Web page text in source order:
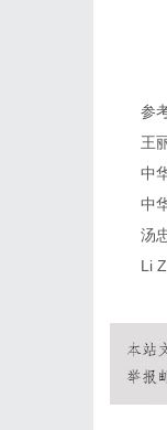
参
王
中
中
汤
Li